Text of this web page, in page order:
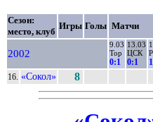
Сезон:
место, клуб
Игры Голы Матчи
2002
9.03
Тор
0:1
13.03
ЦСК
0:1
16. «Сокол» 8